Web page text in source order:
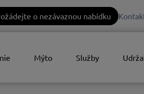
o nezávaznou nabídku
Mýto Služby